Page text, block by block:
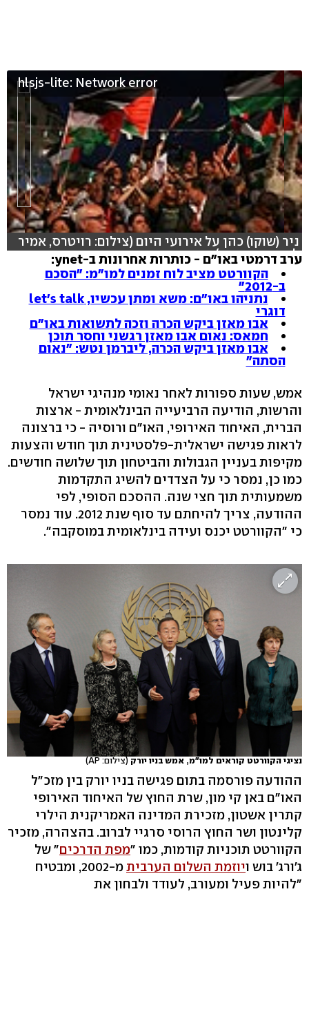
hlsjs-lite: Network error
ניר (שוקו) כהן על אירועי היום (צילום: רויטרס, אמיר
לוי, יהונתן צור)
ערב דרמטי באו"ם - כותרות אחרונות ב-ynet:
הקוורטט מציב לוח זמנים למו"מ: "הסכם
ב-2012"
נתניהו באו"ם: משא ומתן עכשיו, let's talk
דוגרי
אבו מאזן ביקש הכרה וזכה לתשואות באו"ם
חמאס: נאום אבו מאזן רגשני וחסר תוכן
אבו מאזן ביקש הכרה, ליברמן נטש: "נאום
הסתה"
אמש, שעות ספורות לאחר נאומי מנהיגי ישראל
והרשות, הודיעה הרביעייה הבינלאומית - ארצות
הברית, האיחוד האירופי, האו"ם ורוסיה - כי ברצונה
לראות פגישה ישראלית-פלסטינית תוך חודש והצעות
מקיפות בעניין הגבולות והביטחון תוך שלושה חודשים.
כמו כן, נמסר כי על הצדדים להשיג התקדמות
משמעותית תוך חצי שנה. ההסכם הסופי, לפי
ההודעה, צריך להיחתם עד סוף שנת 2012. עוד נמסר
כי "הקוורטט יכנס ועידה בינלאומית במוסקבה".
נציגי הקוורטט קוראים למו"מ, אמש בניו יורק (צילום: AP)
ההודעה פורסמה בתום פגישה בניו יורק בין מזכ"ל
האו"ם באן קי מון, שרת החוץ של האיחוד האירופי
קתרין אשטון, מזכירת המדינה האמריקנית הילרי
קלינטון ושר החוץ הרוסי סרגיי לברוב. בהצהרה, מזכיר
הקוורטט תוכניות קודמות, כמו "מפת הדרכים" של
ג'ורג' בוש ויוזמת השלום הערבית
מ-2002, ומבטיח
"להיות פעיל ומעורב, לעודד ולבחון את